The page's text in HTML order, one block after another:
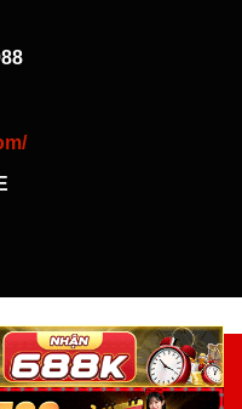
MIỄN TRỪ TRÁCH NHIỆM
SÁCH BẢO MẬT